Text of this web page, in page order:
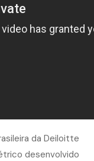
da Deiloitte
desenvolvido